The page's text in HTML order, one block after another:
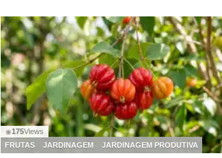
◉175Views
FRUTAS
JARDINAGEM JARDINAGEM PRODUTIVA